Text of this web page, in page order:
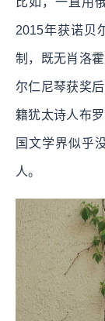
2015年获诺贝
制，既无肖洛
尔仁尼琴获奖
籍犹太诗人布
国文学界似乎
人。